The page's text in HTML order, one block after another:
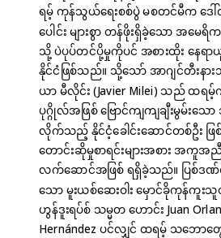
ရမ့် ကုန်သွယ်ရေးစစ်ပွဲ မစတင်မီက ဒေ
ပေါင်း များစွာ တန်ဖိုးရှိခဲ့သော အမ
သို့ ပဲပုပ်တင်ပို့မှုကိုပင် အစားထိုး နေရ
နိုင်ငံဖြစ်သည်။ သို့သော် အာဂျင်တီးနာ
ယာ မီလိုင်း (Javier Milei) သည် ထရ
ပုဂ္ဂိုလ်အဖြစ် ဗြောင်ကျကျချီးမွမ်း
လိုက်သည့် နိုင်ငံ့ခေါင်းဆောင်တစ်ဦး ဖြ
တောင်းဆိုမှုစာရင်းများအစား အကူအညီ
လက်ဆောင်အဖြစ် ရရှိခဲ့သည်။ ပြစ်ဒဏ်
သော မူးယစ်ဆေးဝါး မှောင်ခိုကုန်ကူး
ဟွန်ဒူးရပ်စ် သမ္မတ ဟောင်း Juan
Hernández ပင်လျှင် ထရမ့် သဘောတွ